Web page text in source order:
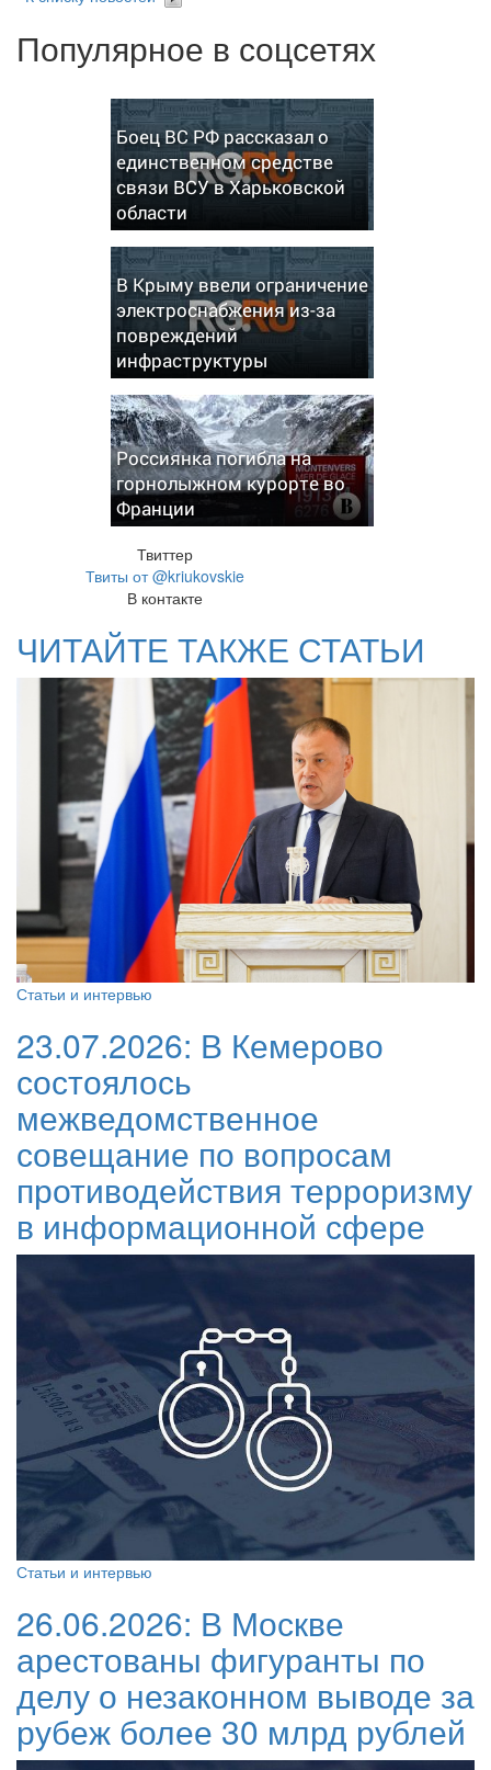
Популярное в соцсетях
Боец ВС РФ рассказал о
единственном средстве
связи ВСУ в Харьковской
области
В Крыму ввели ограничение
электроснабжения из-за
повреждений
инфраструктуры
Россиянка погибла на
горнолыжном курорте во
Франции
Твиттер
Твиты от @kriukovskie
В контакте
ЧИТАЙТЕ ТАКЖЕ СТАТЬИ
Статьи и интервью
23.07.2026: В Кемерово
состоялось
межведомственное
совещание по вопросам
противодействия терроризму
в информационной сфере
Статьи и интервью
26.06.2026: В Москве
арестованы фигуранты по
делу о незаконном выводе за
рубеж более 30 млрд рублей